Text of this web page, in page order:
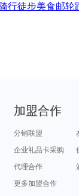
行徒步美食邮轮
加盟合作
分销联盟
企业礼品卡采购
代理合作
更多加盟合作